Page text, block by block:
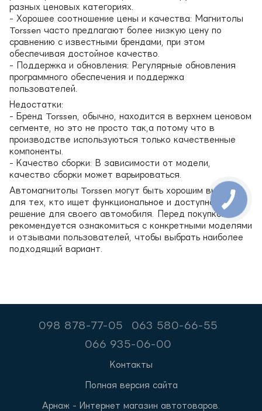
разных ценовых категориях.
- Хорошее соотношение цены и качества: Магнитолы
Torssen часто предлагают более низкую цену по
сравнению с известными брендами, при этом
обеспечивая достойное качество.
- Поддержка и обновления: Регулярные обновления
программного обеспечения и поддержка
пользователей.
Недостатки:
- Бренд Torssen, обычно, находится в верхнем ценовом
сегменте, но это не просто так,а потому что в
производстве используються только качественные
компоненты.
- Качество сборки: В зависимости от модели,
качество сборки может варьироваться.
Автомагнитолы Torssen могут быть хорошим выбором
для тех, кто ищет функциональное и доступное
решение для своего автомобиля. Перед покупкой
рекомендуется ознакомиться с конкретными моделями
и отзывами пользователей, чтобы выбрать наиболее
подходящий вариант.
098 878-77-05
063 580-66-55
066 935-06-00
Контакты
Полная версия сайта
Арнаж - Интернет магазин автотоваров.